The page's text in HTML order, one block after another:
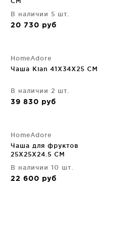
В наличии 5 шт.
20 730 руб
HomeAdore
Чаша Kian 41X34X25 CM
В наличии 2 шт.
39 830 руб
HomeAdore
Чаша для фруктов
25X25X24.5 CM
В наличии 10 шт.
22 600 руб